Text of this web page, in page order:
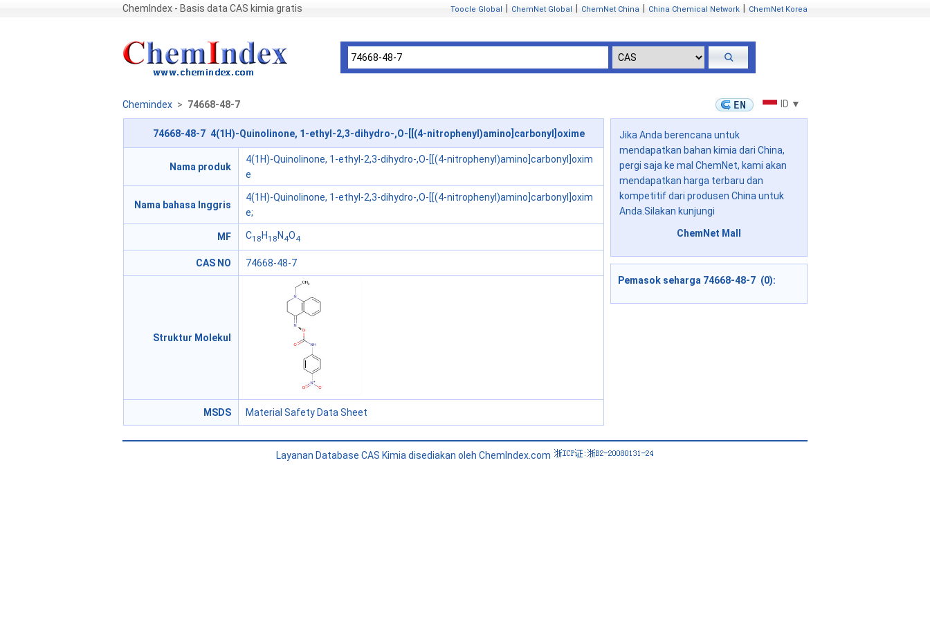
ChemIndex - Basis data CAS kimia gratis Toocle Global ChemNet Global ChemNet China China Chemical Network ChemNet Korea
Chemindex > 74668-48-7 ID ▼
74668-48-7 4(1H)-Quinolinone, 1-ethyl-2,3-dihydro-,O-[[(4-nitrophenyl)amino]carbonyl]oxime
Nama produk
4(1H)-Quinolinone, 1-ethyl-2,3-dihydro-,O-[[(4-nitrophenyl)amino]carbonyl]oxim
e
Nama bahasa Inggris
4(1H)-Quinolinone, 1-ethyl-2,3-dihydro-,O-[[(4-nitrophenyl)amino]carbonyl]oxim
e;
MF C18 H18 N 4O4
CAS NO 74668-48-7
Struktur Molekul
MSDS Material Safety Data Sheet
Jika Anda berencana untuk
mendapatkan bahan kimia dari China,
pergi saja ke mal ChemNet, kami akan
mendapatkan harga terbaru dan
kompetitif dari produsen China untuk
Anda.Silakan kunjungi
ChemNet Mall
Pemasok seharga 74668-48-7 (0):
Layanan Database CAS Kimia disediakan oleh ChemIndex.com